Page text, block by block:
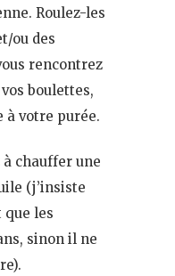
Roulez-les
ou des
rencontrez
boulettes,
à votre purée.
chauffer une
(j’insiste
les
sinon il ne